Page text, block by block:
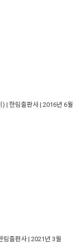
) | 한림출판사 | 2016년 6월
림출판사 | 2021년 3월